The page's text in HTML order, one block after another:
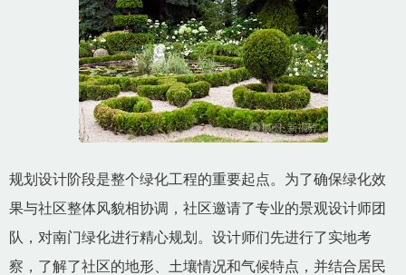
规划设计阶段是整个绿化工程的重要起点。为了确保绿化效
果与社区整体风貌相协调，社区邀请了专业的景观设计师团
队，对南门绿化进行精心规划。设计师们先进行了实地考
察，了解了社区的地形、土壤情况和气候特点，并结合居民